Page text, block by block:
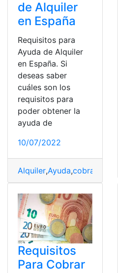
de Alquiler
en España
Requisitos para
Ayuda de Alquiler
en España. Si
deseas saber
cuáles son los
requisitos para
poder obtener la
ayuda de
10/07/2022
Alquiler,Ayuda,cobrar
Requisitos
Para Cobrar